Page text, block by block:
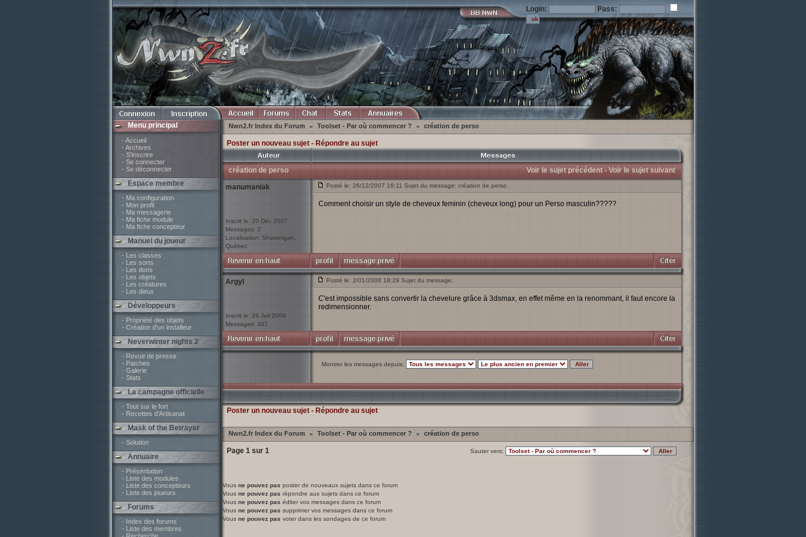
Login: Pass:
Menu principal
- Accueil
- Archives
- S'inscrire
- Se connecter
- Se déconnecter
Espace membre
- Ma configuration
- Mon profil
- Ma messagerie
- Ma fiche module
- Ma fiche concepteur
Manuel du joueur
- Les classes
- Les sorts
- Les dons
- Les objets
- Les créatures
- Les dieux
Développeurs
- Propriété des objets
- Création d'un installeur
Neverwinter nights 2
- Revue de presse
- Patches
- Galerie
- Stats
La campagne officielle
- Tout sur le fort
- Recettes d'Artisanat
Mask of the Betrayer
- Solution
Annuaire
- Présentation
- Liste des modules
- Liste des concepteurs
- Liste des joueurs
Forums
- Index des forums
- Liste des membres
Nwn2.fr Index du Forum » Toolset - Par où commencer ? » création de perso
Poster un nouveau sujet- Répondre au sujet
création de perso Voir le sujet précédent - Voir le sujet suivant
manumaniak
Inscrit le: 20 Déc 2007
Messages: 2
Localisation: Shawinigan,
Québec
Posté le: 26/12/2007 16:11 Sujet du message: création de perso
Comment choisir un style de cheveux feminin (cheveux long) pour un Perso masculin?????
Argyl
Inscrit le: 26 Juil 2006
Messages: 347
Posté le: 2/01/2008 18:29 Sujet du message:
C'est impossible sans convertir la chevelure grâce à 3dsmax, en effet même en la renommant, il faut encore la
redimensionner.
Montrer les messages depuis:
Poster un nouveau sujet- Répondre au sujet
Nwn2.fr Index du Forum » Toolset - Par où commencer ? » création de perso
Page 1sur 1 Sauter vers:
Vous ne pouvez pas poster de nouveaux sujets dans ce forum
Vous ne pouvez pas répondre aux sujets dans ce forum
Vous ne pouvez pas éditer vos messages dans ce forum
Vous ne pouvez pas supprimer vos messages dans ce forum
Vous ne pouvez pas voter dans les sondages de ce forum